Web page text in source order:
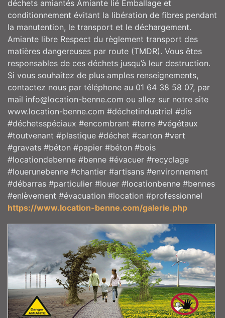
déchets amiantés Amiante lié Emballage et
conditionnement évitant la libération de fibres pendant
la manutention, le transport et le déchargement.
Amiante libre Respect du règlement transport des
matières dangereuses par route (TMDR). Vous êtes
responsables de ces déchets jusqu’à leur destruction.
Si vous souhaitez de plus amples renseignements,
contactez nous par téléphone au 01 64 38 58 07, par
mail info@location-benne.com ou allez sur notre site
www.location-benne.com #déchetindustriel #dis
#déchetsspéciaux #encombrant #terre #végétaux
#toutvenant #plastique #déchet #carton #vert
#gravats #béton #papier #béton #bois
#locationdebenne #benne #évacuer #recyclage
#louerunebenne #chantier #artisans #environnement
#débarras #particulier #louer #locationbenne #bennes
#enlèvement #évacuation #location #professionnel
https://www.location-benne.com/galerie.php